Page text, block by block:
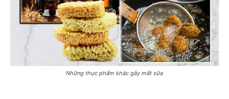
Những thực phẩm khác gây mất sữa